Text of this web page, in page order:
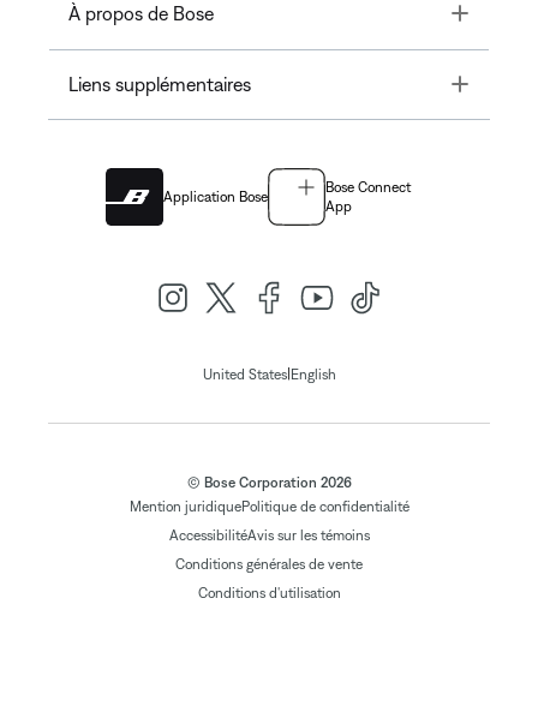
À propos de Bose Toggle
Liens supplémentaires Toggle
Application Bose
Bose Connect
App
United States| English
© Bose Corporation 2026
Mention juridiquePolitique de confidentialité
AccessibilitéAvis sur les témoins
Conditions générales de vente
Conditions d'utilisation